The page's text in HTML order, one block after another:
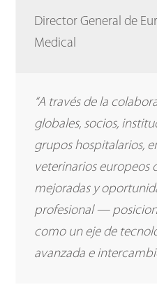
Director General de
Medical
“A través de la
globales, socios,
grupos hospitalarios,
veterinarios europeos
mejoradas y
profesional —
como un eje de
avanzada e